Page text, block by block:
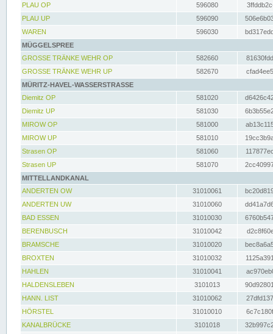
PLAU OP
596080
PLAU UP
596090
WAREN
596030
MÜGGELSPREE
GROSSE TRÄNKE WEHR OP
582660
GROSSE TRÄNKE WEHR UP
582670
MÜRITZ-HAVEL-WASSERSTRASSE
Diemitz OP
581020
Diemitz UP
581030
MIROW OP
581000
MIROW UP
581010
Strasen OP
581060
Strasen UP
581070
MITTELLANDKANAL
ANDERTEN OW
31010061
ANDERTEN UW
31010060
BAD ESSEN
31010030
BERENBUSCH
31010042
BRAMSCHE
31010020
BROXTEN
31010032
HAHLEN
31010041
HALDENSLEBEN
3101013
HANN. LIST
31010062
HÖRSTEL
31010010
KANALBRÜCKE
3101018